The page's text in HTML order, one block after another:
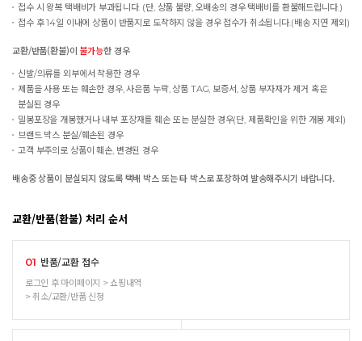
접수 시 왕복 택배비가 부과됩니다. (단, 상품 불량, 오배송의 경우 택배비를 환불해드립니다.)
접수 후 14일 이내에 상품이 반품지로 도착하지 않을 경우 접수가 취소됩니다.(배송 지연 제외)
교환/반품(환불)이 불가능한 경우
신발/의류를 외부에서 착용한 경우
제품을 사용 또는 훼손한 경우, 사은품 누락, 상품 TAG, 보증서, 상품 부자재가 제거 혹은
분실된 경우
밀봉포장을 개봉했거나 내부 포장재를 훼손 또는 분실한 경우(단, 제품확인을 위한 개봉 제외)
브랜드 박스 분실/훼손된 경우
고객 부주의로 상품이 훼손, 변경된 경우
배송중 상품이 분실되지 않도록 택배 박스 또는 타 박스로 포장하여 발송해주시기 바랍니다.
교환/반품(환불) 처리 순서
01 반품/교환 접수
로그인 후 마이페이지 > 쇼핑내역
> 취소/교환/반품 신청